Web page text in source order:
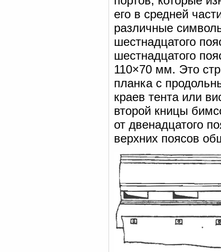
его в средней
различные
шестнадцатого
шестнадцатого
110×70 мм. Это
планка с
краев тента или
второй кницы
от двенадцатого
верхних поясов